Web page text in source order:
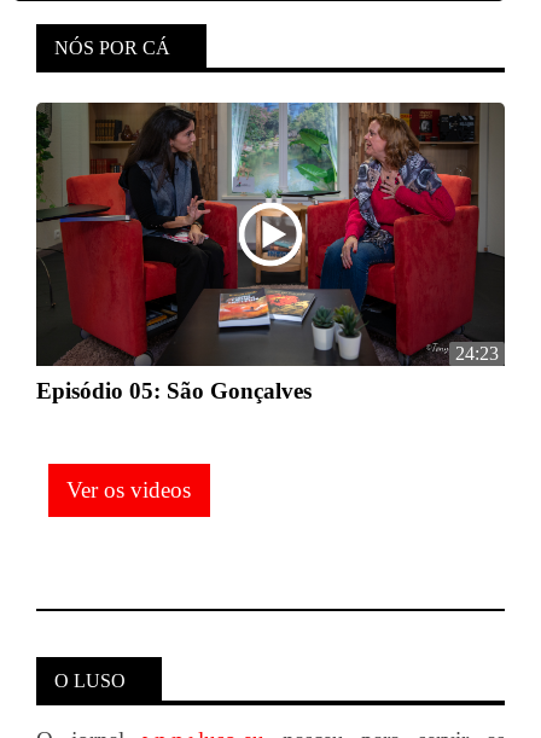
NÓS POR CÁ
24:23
Episódio 05: São Gonçalves
Ver os videos
O LUSO